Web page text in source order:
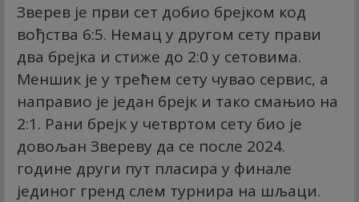
Зверев је први сет добио брејком код
вођства 6:5. Немац у другом сету прави
два брејка и стиже до 2:0 у сетовима.
Меншик је у трећем сету чувао сервис, а
направио је један брејк и тако смањио на
2:1. Рани брејк у четвртом сету био је
довољан Звереву да се после 2024.
године други пут пласира у финале
јединог гренд слем турнира на шљаци.